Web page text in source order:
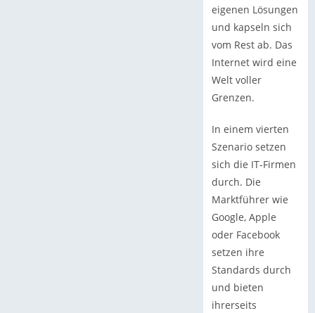
eigenen Lösungen
und kapseln sich
vom Rest ab. Das
Internet wird eine
Welt voller
Grenzen.
In einem vierten
Szenario setzen
sich die IT-Firmen
durch. Die
Marktführer wie
Google, Apple
oder Facebook
setzen ihre
Standards durch
und bieten
ihrerseits